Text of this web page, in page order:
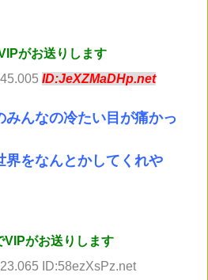
がお送りします
ID:JeXZMaDHp.net
みんなの冷たい目が痛かっ
界をなんとかしてくれや
VIPがお送りします
ID:58ezXsPz.net